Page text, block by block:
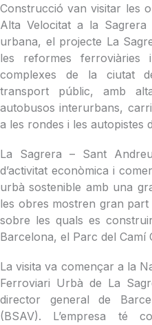
Construcció van visitar les
Alta Velocitat a la
urbana, el projecte La
les reformes
complexes de la ciutat
transport públic, amb
autobusos interurbans,
a les rondes i les autopistes
La Sagrera – Sant
d’activitat econòmica i
urbà sostenible amb una
les obres mostren gran
sobre les quals es
Barcelona, el Parc del Camí
La visita va començar a la
Ferroviari Urbà de La
director general de
(BSAV). L’empresa té